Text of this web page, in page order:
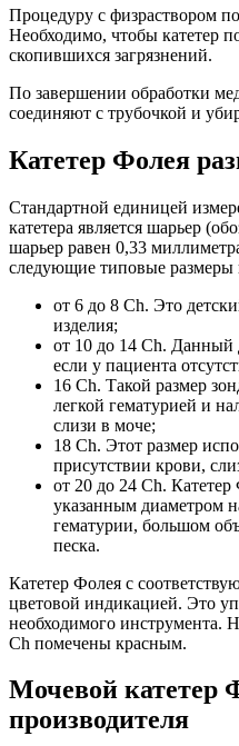
Процедуру с физраствором
Необходимо, чтобы катетер
скопившихся загрязнений.
По завершении обработки
соединяют с трубочкой и
Катетер Фолея
Стандартной единицей
катетера является шарьер
шарьер равен 0,33
следующие типовые размеры
от 6 до 8 Ch. Это
изделия;
от 10 до 14 Ch. Данный
если у пациента
16 Ch. Такой размер
легкой гематурией и
слизи в моче;
18 Ch. Этот размер
присутствии крови,
от 20 до 24 Ch.
указанным диаметром
гематурии, большом
песка.
Катетер Фолея с
цветовой индикацией. Это
необходимого инструмента.
Ch помечены красным.
Мочевой катетер
производителя